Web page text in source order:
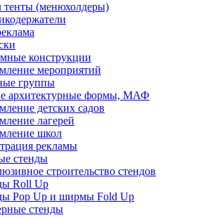
тенты (менюхолдеры)
конструкции
мероприятий
группы
архитектурные формы, МАФ
детских садов
лагерей
школ
рекламы
стенды
строительство стендов
Roll Up
Рор Up и ширмы Fold Up
стенды